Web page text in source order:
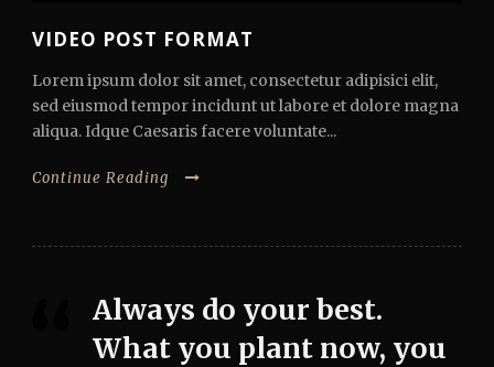
VIDEO POST FORMAT
Lorem ipsum dolor sit amet, consectetur adipisici elit,
sed eiusmod tempor incidunt ut labore et dolore magna
aliqua. Idque Caesaris facere voluntate...
Continue Reading
Always do your best.
What you plant now, you